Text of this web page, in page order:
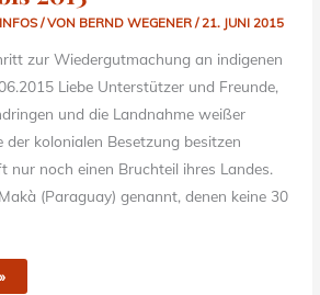
/ VON BERND WEGENER/21. JUNI 2015
zur Wiedergutmachung an indigenen
Liebe Unterstützer und Freunde,
und die Landnahme weißer
der kolonialen Besetzung besitzen
nur noch einen Bruchteil ihres Landes.
(Paraguay) genannt, denen keine 30